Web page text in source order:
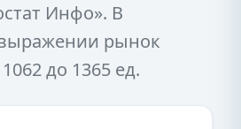
Инфо». В
рынок
до 1365 ед.